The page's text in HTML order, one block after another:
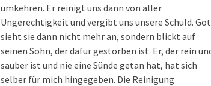
umkehren. Er reinigt uns dann von aller
Ungerechtigkeit und vergibt uns unsere Schuld.
sieht sie dann nicht mehr an, sondern blickt auf
seinen Sohn, der dafür gestorben ist. Er, der rein
sauber ist und nie eine Sünde getan hat, hat sich
selber für mich hingegeben. Die Reinigung